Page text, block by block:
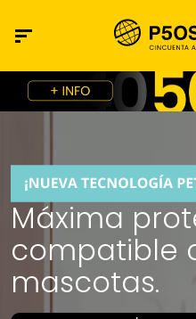
Máxima
compatible
mascotas.